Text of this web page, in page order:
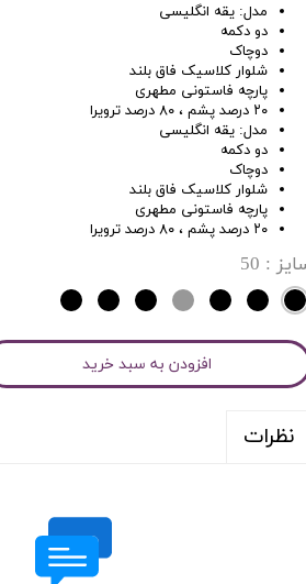
مدل: یقه انگلیسی
دو دکمه
دوچاک
شلوار کلاسیک فاق بلند
پارچه فاستونی مطهری
۲۰ درصد پشم ، ۸۰ درصد ترویرا
مدل: یقه انگلیسی
دو دکمه
دوچاک
شلوار کلاسیک فاق بلند
پارچه فاستونی مطهری
۲۰ درصد پشم ، ۸۰ درصد ترویرا
: 50
افزودن به سبد خرید
نظرات